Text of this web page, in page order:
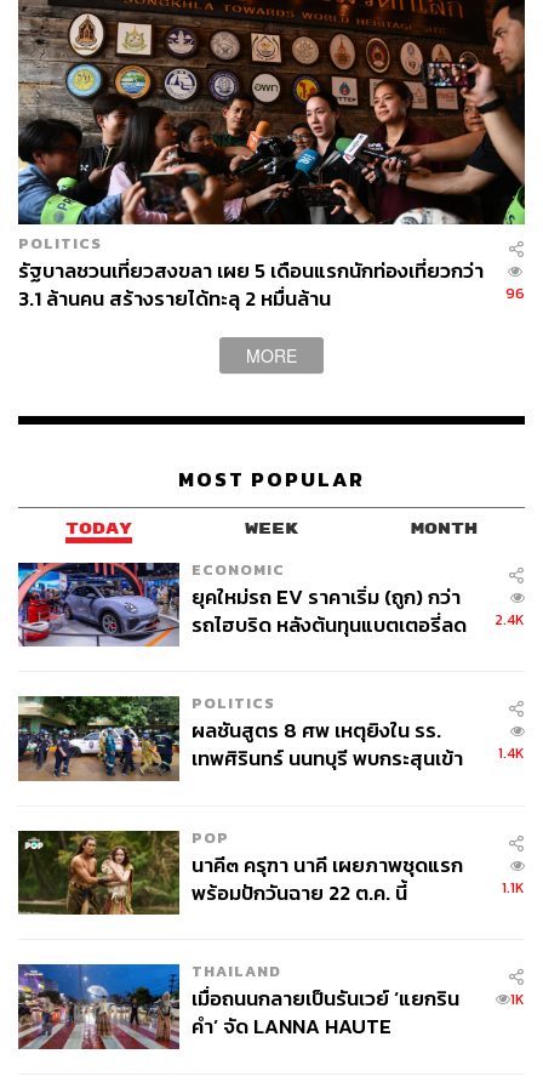
พลอยจันทร์ สุขคง
Senior Content Creator ประจำกองไลฟ์สไตล์
สำนักข่าว THE STANDARD
POLITICS
รัฐบาลชวนเที่ยวสงขลา เผย 5 เดือนแรกนักท่องเที่ยวกว่า
3.1 ล้านคน สร้างรายได้ทะลุ 2 หมื่นล้าน
96
MORE
MOST POPULAR
TODAY WEEK MONTH
ECONOMIC
ยุคใหม่รถ EV ราคาเริ่ม (ถูก) กว่า
รถไฮบริด หลังต้นทุนแบตเตอรี่ลด
2.4K
POLITICS
ผลชันสูตร 8 ศพ เหตุยิงใน รร.
เทพศิรินทร์ นนทบุรี พบกระสุนเข้า
1.4K
POP
นาคี๓ ครุฑา นาคี เผยภาพชุดแรก
พร้อมปักวันฉาย 22 ต.ค. นี้
1.1K
THAILAND
เมื่อถนนกลายเป็นรันเวย์ ‘แยกริน
คำ’ จัด LANNA HAUTE
1K